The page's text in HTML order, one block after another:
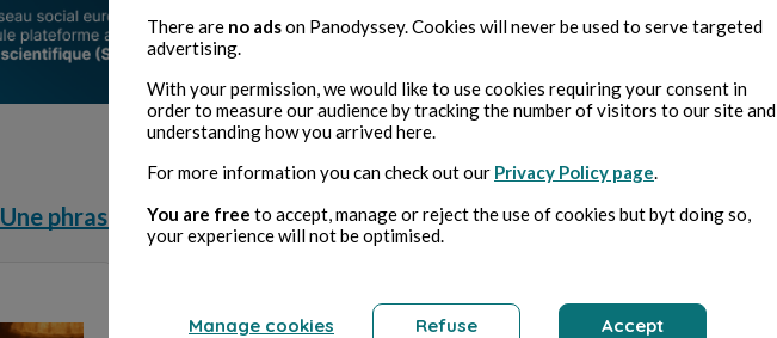
Une phrase par jour
Clara Mancini
There are no adson Panodyssey. Cookies will never be used to serve targeted
advertising.
With your permission, we would like to use cookies requiring your consent in
order to measure our audience by tracking the number of visitors to our site and
understanding how you arrived here.
For more information you can check out our Privacy Policy page.
You are free to accept, manage or reject the use of cookies but byt doing so,
your experience will not be optimised.
Manage cookies Refuse Accept